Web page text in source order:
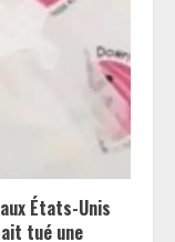
États-Unis
tué une